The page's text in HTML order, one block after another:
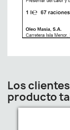
Los
producto